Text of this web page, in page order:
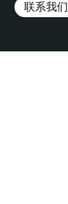
联系我